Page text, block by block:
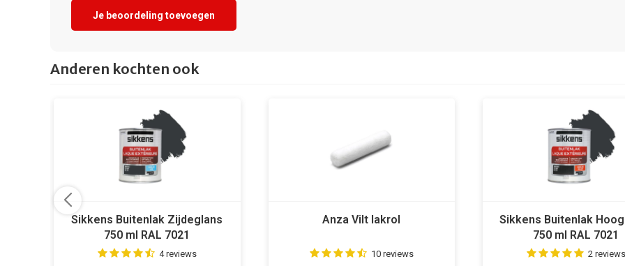
Je beoordeling toevoegen
Anderen kochten ook
Sikkens Buitenlak Zijdeglans
750 ml RAL 7021
4 reviews
Anza Vilt lakrol
10 reviews
Sikkens Buitenlak
750 ml RAL 7021
2 reviews